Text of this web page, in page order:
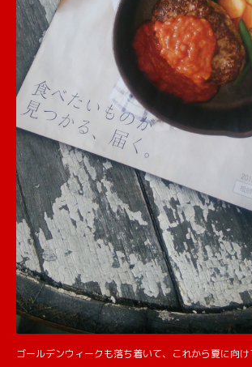
ゴールデンウィークも落ち着いて、これから夏に向け